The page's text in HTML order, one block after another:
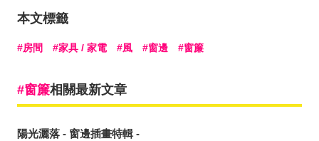
本文標籤
房間 家具 / 家電 風 窗邊 窗簾
窗簾相關最新文章
陽光灑落 - 窗邊插畫特輯 -